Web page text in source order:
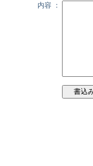
内容 ：